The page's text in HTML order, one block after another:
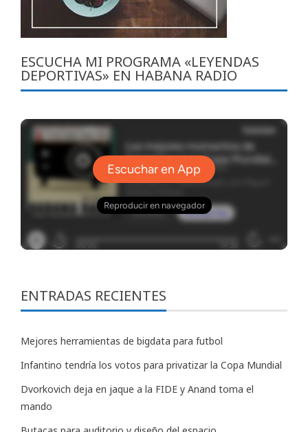
ESCUCHA MI PROGRAMA «LEYENDAS
DEPORTIVAS» EN HABANA RADIO
ENTRADAS RECIENTES
Mejores herramientas de bigdata para futbol
Infantino tendría los votos para privatizar la Copa Mundial
Dvorkovich deja en jaque a la FIDE y Anand toma el
mando